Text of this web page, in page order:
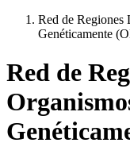
Red de Regiones
Genéticamente
Red de